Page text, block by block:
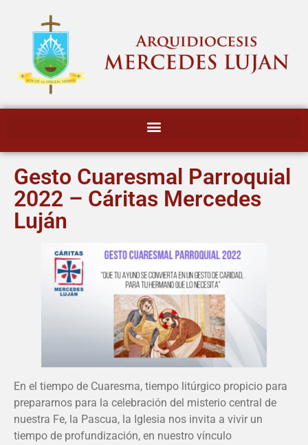
Gesto Cuaresmal Parroquial
2022 – Cáritas Mercedes
Luján
En el tiempo de Cuaresma, tiempo litúrgico propicio para
prepararnos para la celebración del misterio central de
nuestra Fe, la Pascua, la Iglesia nos invita a vivir un
tiempo de profundización, en nuestro vínculo